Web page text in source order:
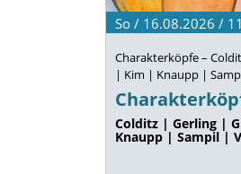
So / 16.08.2026 /
Charakterköpfe –
| Kim | Knaupp |
Colditz | Gerling |
Knaupp | Sampil |